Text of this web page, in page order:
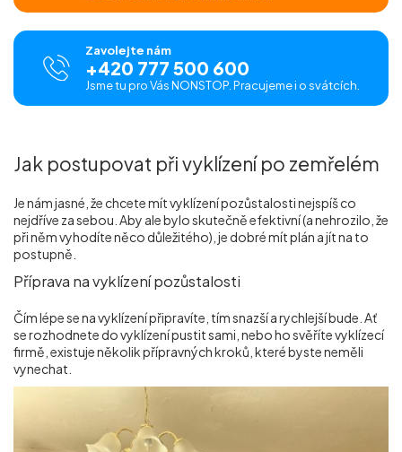
Zavolejte nám
+420 777 500 600
Jsme tu pro Vás NONSTOP. Pracujeme i o svátcích.
Jak postupovat při vyklízení po zemřelém
Je nám jasné, že chcete mít vyklízení pozůstalosti nejspíš co
nejdříve za sebou. Aby ale bylo skutečně efektivní (a nehrozilo, že
při něm vyhodíte něco důležitého), je dobré mít plán a jít na to
postupně.
Příprava na vyklízení pozůstalosti
Čím lépe se na vyklízení připravíte, tím snazší a rychlejší bude. Ať
se rozhodnete do vyklízení pustit sami, nebo ho svěříte vyklízecí
firmě, existuje několik přípravných kroků, které byste neměli
vynechat.